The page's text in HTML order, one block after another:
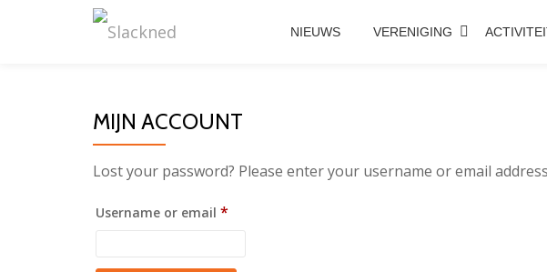
NIEUWS VERENIGING
MIJN ACCOUNT
Lost your password? Please enter your username or email
Username or email *